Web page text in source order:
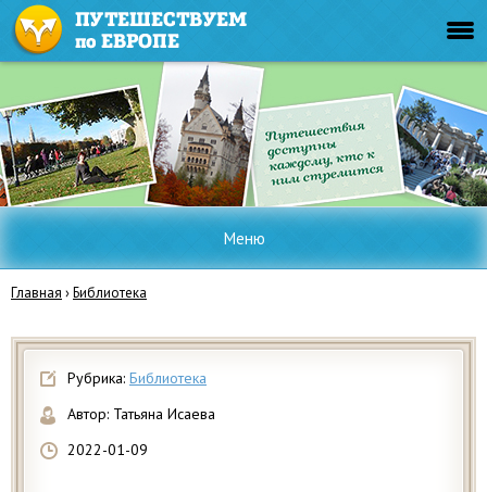
Меню
Главная ›Библиотека
Рубрика: Библиотека
Автор: Татьяна Исаева
2022-01-09